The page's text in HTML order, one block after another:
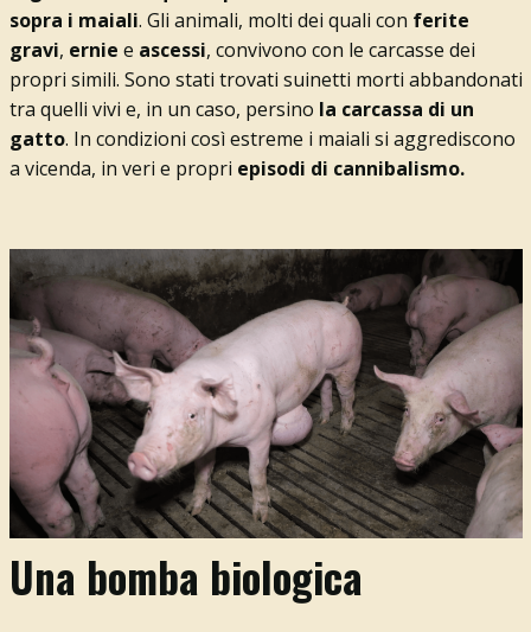
sopra i maiali. Gli animali, molti dei quali con ferite
gravi, ernie e ascessi, convivono con le carcasse dei
propri simili. Sono stati trovati suinetti morti abbandonati
tra quelli vivi e, in un caso, persino la carcassa di un
gatto. In condizioni così estreme i maiali si aggrediscono
a vicenda, in veri e propri episodi di cannibalismo.
Una bomba biologica